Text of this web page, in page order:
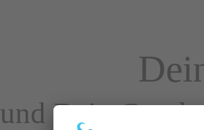
und Dein